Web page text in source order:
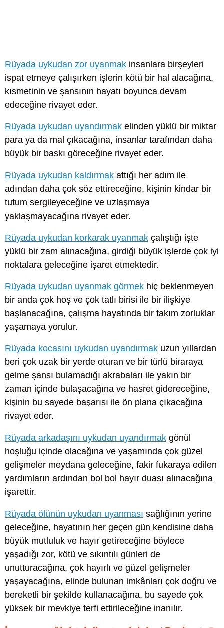
Rüyada uykudan zor uyanmak insanlara birşeyleri
ispat etmeye çalışırken işlerin kötü bir hal alacağına,
kısmetinin ve şansının hayatı boyunca devam
edeceğine rivayet eder.
Rüyada uykudan uyandırmak elinden yüklü bir miktar
para ya da mal çıkacağına, insanlar tarafından daha
büyük bir baskı göreceğine rivayet eder.
Rüyada uykudan kaldırmak attığı her adım ile
adından daha çok söz ettireceğine, kişinin kindar bir
tutum sergileyeceğine ve uzlaşmaya
yaklaşmayacağına rivayet eder.
Rüyada uykudan korkarak uyanmak çalıştığı işte
yüklü bir zam alınacağına, girdiği büyük işlerde çok iyi
noktalara geleceğine işaret etmektedir.
Rüyada uykudan uyanmak görmek hiç beklenmeyen
bir anda çok hoş ve çok tatlı birisi ile bir ilişkiye
başlanacağına, çalışma hayatında bir takım zorluklar
yaşamaya yorulur.
Rüyada kocasını uykudan uyandırmak uzun yıllardan
beri çok uzak bir yerde oturan ve bir türlü biraraya
gelme şansı bulamadığı akrabaları ile yakın bir
zaman içinde bulaşacağına ve hasret gidereceğine,
kişinin bu sayede başarısı ile ön plana çıkacağına
rivayet eder.
Rüyada arkadaşını uykudan uyandırmak gönül
hoşluğu içinde olacağına ve yaşamında çok güzel
gelişmeler meydana geleceğine, fakir fukaraya edilen
yardımların ardından bol bol hayır duası alınacağına
işarettir.
Rüyada ölünün uykudan uyanması sağlığının yerine
geleceğine, hayatının her geçen gün kendisine daha
büyük mutluluk ve hayır getireceğine böylece
yaşadığı zor, kötü ve sıkıntılı günleri de
unutturacağına, çok hayırlı ve güzel gelişmeler
yaşayacağına, elinde bulunan imkânları çok doğru ve
bereketli bir şekilde kullanacağına, bu sayede çok
yüksek bir mevkiye terfi ettirileceğine inanılır.